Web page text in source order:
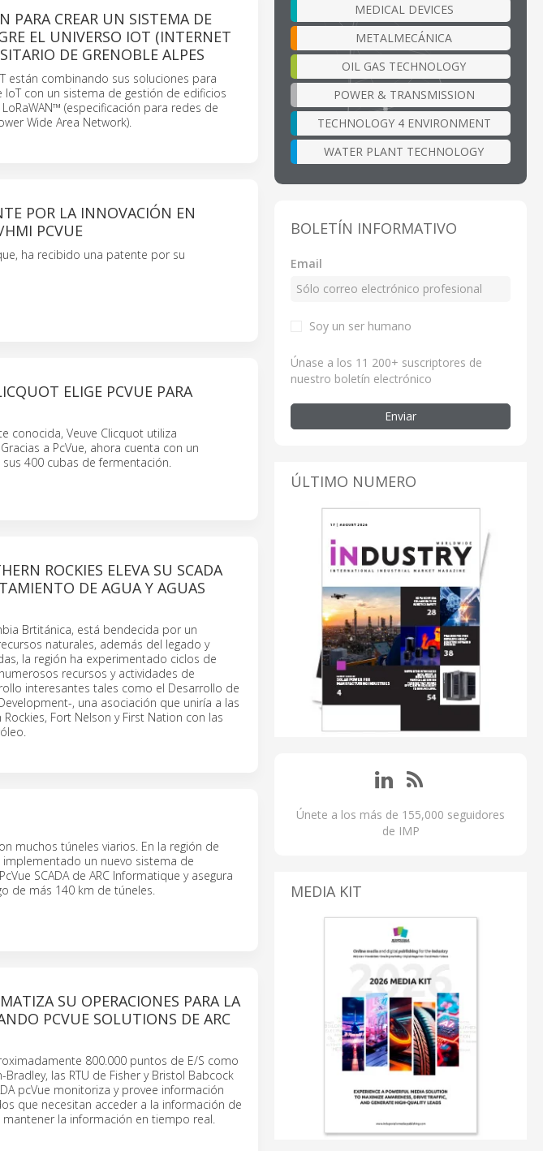
PARA CREAR UN SISTEMA DE
EL UNIVERSO IOT (INTERNET
DE GRENOBLE ALPES
están combinando sus soluciones para
con un sistema de gestión de edificios
(especificación para redes de
Wide Area Network).
POR LA INNOVACIÓN EN
PCVUE
ha recibido una patente por su
ELIGE PCVUE PARA
conocida, Veuve Clicquot utiliza
a PcVue, ahora cuenta con un
400 cubas de fermentación.
ROCKIES ELEVA SU SCADA
DE AGUA Y AGUAS
Brtitánica, está bendecida por un
naturales, además del legado y
la región ha experimentado ciclos de
recursos y actividades de
interesantes tales como el Desarrollo de
, una asociación que uniría a las
Fort Nelson y First Nation con las
muchos túneles viarios. En la región de
un nuevo sistema de
SCADA de ARC Informatique y asegura
de más 140 km de túneles.
SU OPERACIONES PARA LA
PCVUE SOLUTIONS DE ARC
800.000 puntos de E/S como
las RTU de Fisher y Bristol Babcock
pcVue monitoriza y provee información
que necesitan acceder a la información de
la información en tiempo real.
MEDICAL DEVICES
METALMECÁNICA
OIL GAS TECHNOLOGY
POWER & TRANSMISSION
TECHNOLOGY 4 ENVIRONMENT
WATER PLANT TECHNOLOGY
BOLETÍN INFORMATIVO
Email
Soy un ser humano
Únase a los 11 200+ suscriptores de
nuestro boletín electrónico
Enviar
ÚLTIMO NUMERO
Únete a los más de 155,000 seguidores
de IMP
MEDIA KIT